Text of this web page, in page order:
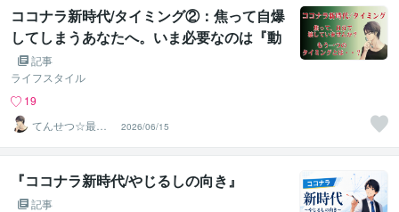
ココナラ新時代/タイミング②：焦って自爆
してしまうあなたへ。いま必要なのは『動
かない』という強さ
記事
ライフスタイル
19
てんせつ☆最適
ライフをサポー
トする
2026/06/15
『ココナラ新時代/やじるしの向き』
記事